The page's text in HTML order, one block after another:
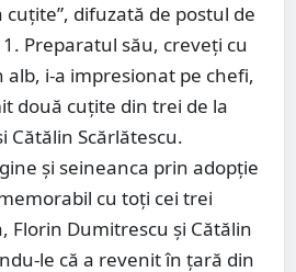
cuțite”, difuzată de postul de
Preparatul său, creveți cu
alb, i-a impresionat pe chefi,
două cuțite din trei de la
Cătălin Scărlătescu.
și seineanca prin adopție
cu toți cei trei
Florin Dumitrescu și Cătălin
le că a revenit în țară din